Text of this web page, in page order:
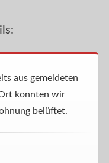
aus gemeldeten
konnten wir
belüftet.